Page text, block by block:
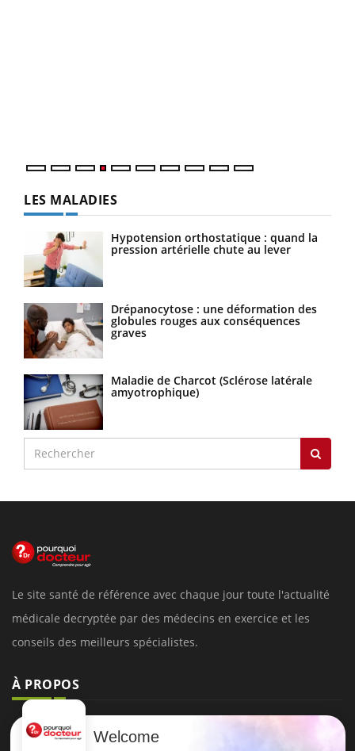
LES MALADIES
Hypotension orthostatique : quand la
pression artérielle chute au lever
Drépanocytose : une déformation des
globules rouges aux conséquences
graves
Maladie de Charcot (Sclérose latérale
amyotrophique)
Le site santé de référence avec chaque jour toute l'actualité
médicale decryptée par des médecins en exercice et les
conseils des meilleurs spécialistes.
À PROPOS
Données personnelles et cookies
Welcome